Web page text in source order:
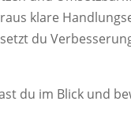
klare
du
du im Blick und